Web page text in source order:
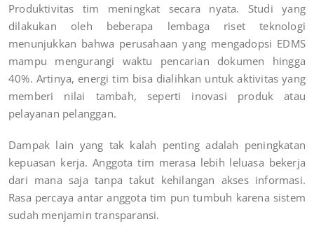
Produktivitas tim meningkat secara nyata. Studi yang
dilakukan oleh beberapa lembaga riset teknologi
menunjukkan bahwa perusahaan yang mengadopsi EDMS
mampu mengurangi waktu pencarian dokumen hingga
40%. Artinya, energi tim bisa dialihkan untuk aktivitas yang
memberi nilai tambah, seperti inovasi produk atau
pelayanan pelanggan.
Dampak lain yang tak kalah penting adalah peningkatan
kepuasan kerja. Anggota tim merasa lebih leluasa bekerja
dari mana saja tanpa takut kehilangan akses informasi.
Rasa percaya antar anggota tim pun tumbuh karena sistem
sudah menjamin transparansi.